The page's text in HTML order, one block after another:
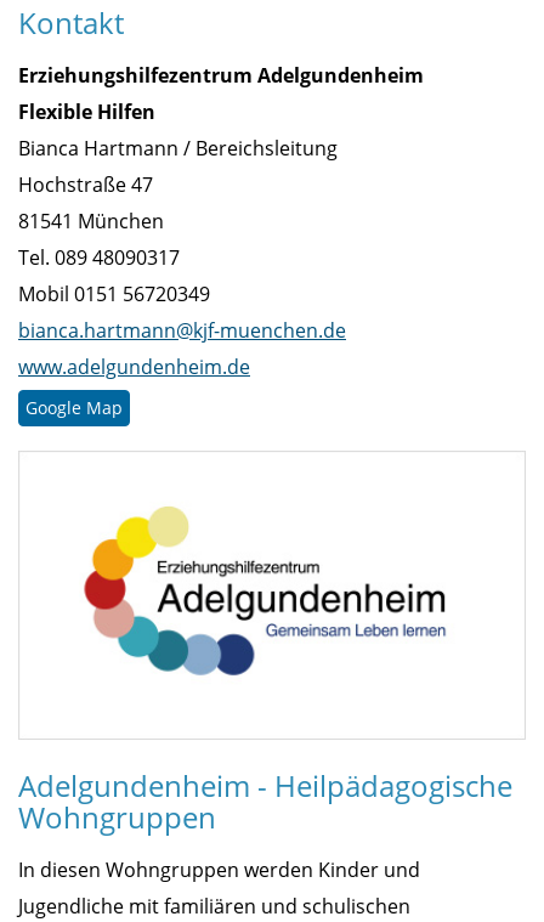
Kontakt
Erziehungshilfezentrum Adelgundenheim
Flexible Hilfen
Bianca Hartmann / Bereichsleitung
Hochstraße 47
81541 München
Tel. 089 48090317
Mobil 0151 56720349
bianca.hartmann@kjf-muenchen.de
www.adelgundenheim.de
Google Map
Adelgundenheim - Heilpädagogische
Wohngruppen
In diesen Wohngruppen werden Kinder und
Jugendliche mit familiären und schulischen